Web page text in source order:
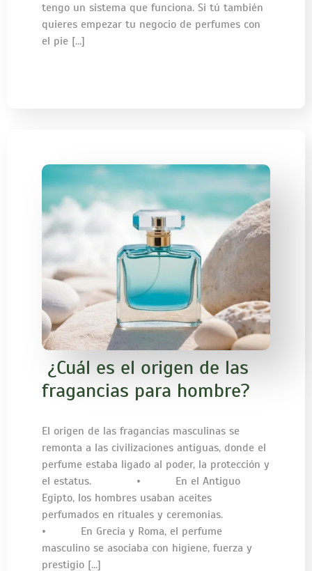
tengo un sistema que funciona. Si tú también
quieres empezar tu negocio de perfumes con
el pie […]
¿Cuál es el origen de las
fragancias para hombre?
El origen de las fragancias masculinas se
remonta a las civilizaciones antiguas, donde el
perfume estaba ligado al poder, la protección y
el estatus. • En el Antiguo
Egipto, los hombres usaban aceites
perfumados en rituales y ceremonias.
• En Grecia y Roma, el perfume
masculino se asociaba con higiene, fuerza y
prestigio […]